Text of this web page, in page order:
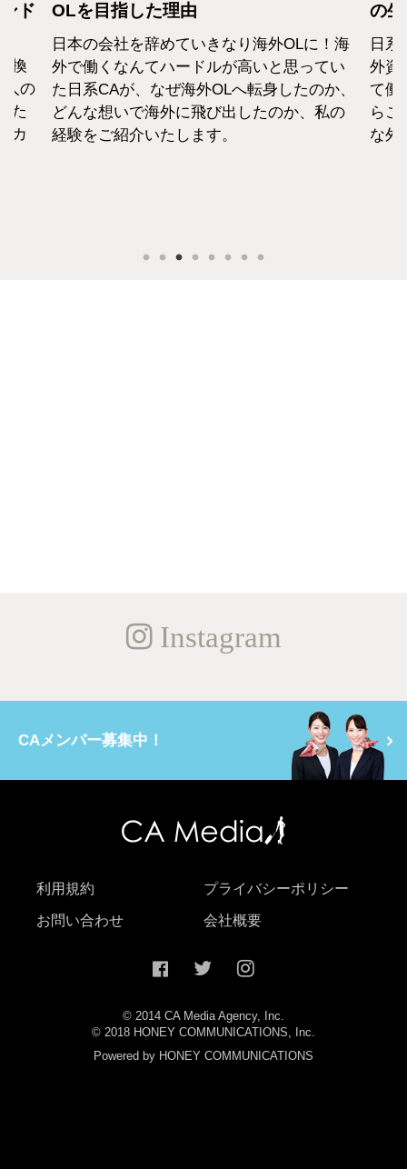
ド
換
人の
た
カ
OLを目指した理由
日本の会社を辞めていきなり海外OLに！海
外で働くなんてハードルが高いと思ってい
た日系CAが、なぜ海外OLへ転身したのか、
どんな想いで海外に飛び出したのか、私の
経験をご紹介いたします。
の
日
外資
て働
らこ
な外
Instagram
CAメンバー募集中！
利用規約 プライバシーポリシー
お問い合わせ 会社概要
© 2014 CA Media Agency, Inc.
© 2018 HONEY COMMUNICATIONS, Inc.
Powered by HONEY COMMUNICATIONS